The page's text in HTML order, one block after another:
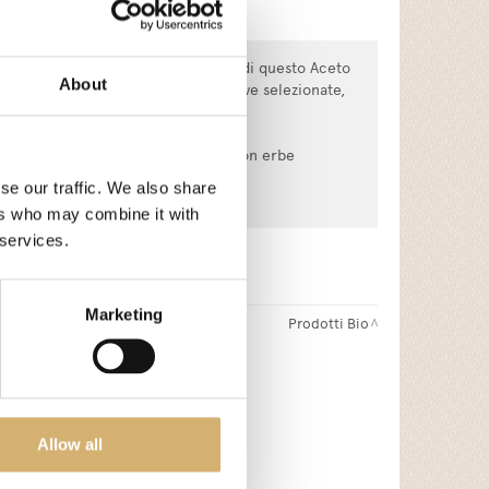
About
our traffic. We also share
who may combine it with
Marketing
Allow all
sono i segreti della produzione di questo Aceto
mosto cotto proveniente da uve selezionate,
botte.
nella carne bianca condita con erbe
e carne in umido.
Prodotti Bio